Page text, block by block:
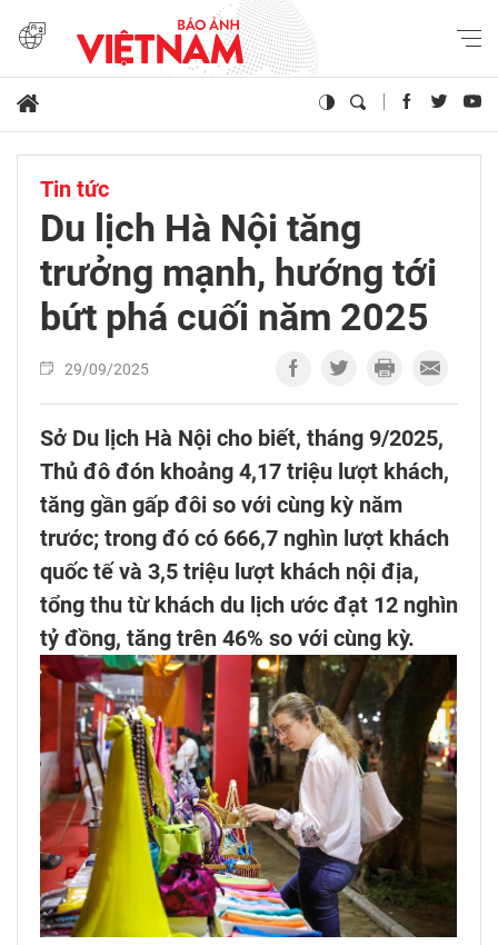
Tin tức
Du lịch Hà Nội tăng
trưởng mạnh, hướng tới
bứt phá cuối năm 2025
29/09/2025
Sở Du lịch Hà Nội cho biết, tháng 9/2025,
Thủ đô đón khoảng 4,17 triệu lượt khách,
tăng gần gấp đôi so với cùng kỳ năm
trước; trong đó có 666,7 nghìn lượt khách
quốc tế và 3,5 triệu lượt khách nội địa,
tổng thu từ khách du lịch ước đạt 12 nghìn
tỷ đồng, tăng trên 46% so với cùng kỳ.